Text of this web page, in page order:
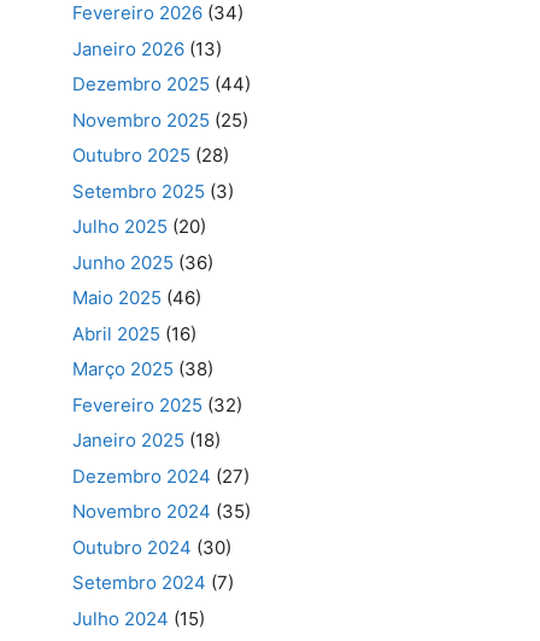
Fevereiro 2026 (34)
Janeiro 2026 (13)
Dezembro 2025 (44)
Novembro 2025 (25)
Outubro 2025 (28)
Setembro 2025 (3)
Julho 2025 (20)
Junho 2025 (36)
Maio 2025 (46)
Abril 2025 (16)
Março 2025 (38)
Fevereiro 2025 (32)
Janeiro 2025 (18)
Dezembro 2024 (27)
Novembro 2024 (35)
Outubro 2024 (30)
Setembro 2024 (7)
Julho 2024 (15)